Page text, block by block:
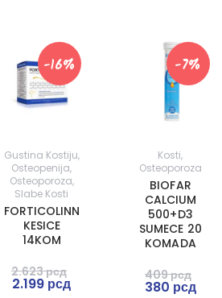
-16%
Gustina Kostiju,
Osteopenija,
Osteoporoza,
Slabe Kosti
FORTICOLINN
KESICE
14KOM
2.623рсд
2.199рсд
-7%
Kosti,
Osteoporoza
BIOFAR
CALCIUM
500+D3
SUMECE 20
KOMADA
409рсд
380рсд